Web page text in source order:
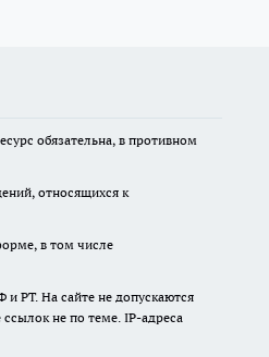
обязательна, в противном
относящихся к
в том числе
и РТ. На сайте не допускаются
не по теме. IP-адреса